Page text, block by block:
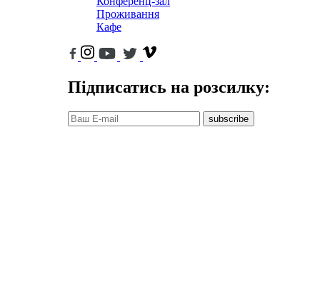
Проживання
Кафе
Підписатись на розсилку:
subscribe